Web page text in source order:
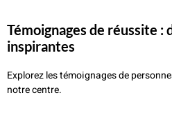
témoignages de réussite : des transformations
inspirantes
Explorez lestémoignagesde
notrecentre.